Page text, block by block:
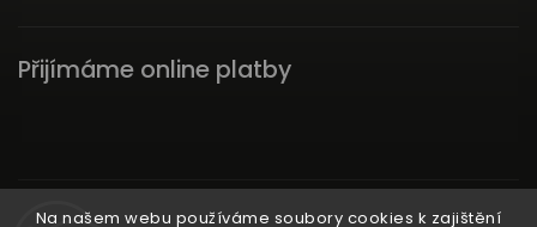
Na našem webu používáme soubory cookies k zajištění
Přijímáme online platby